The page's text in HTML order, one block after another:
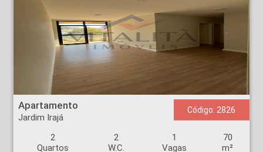
Apartamento - Jardim Irajá - Ribeirão Preto
Apartamento
Jardim Irajá
Código: 2826
2
Quartos
2
W.C.
1
Vagas
70
m²